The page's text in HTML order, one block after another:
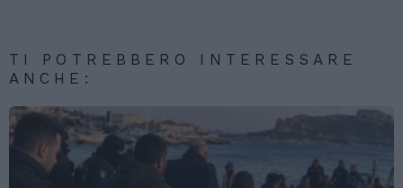
TI POTREBBERO INTERESSARE
ANCHE: